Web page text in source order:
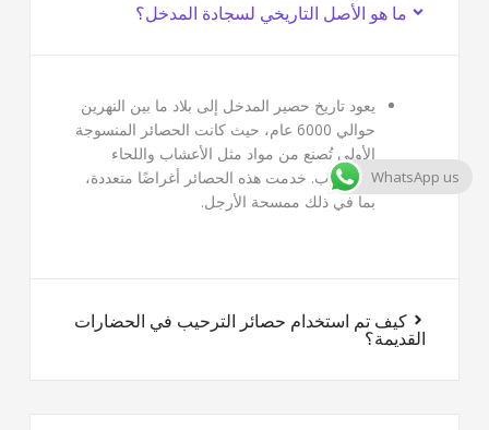
ما هو الأصل التاريخي لسجادة المدخل؟
يعود تاريخ حصير المدخل إلى بلاد ما بين النهرين
حوالي 6000 عام، حيث كانت الحصائر المنسوجة
الأولى تُصنع من مواد مثل الأعشاب واللحاء
والأعشاب. خدمت هذه الحصائر أغراضًا متعددة،
بما في ذلك ممسحة الأرجل.
كيف تم استخدام حصائر الترحيب في الحضارات
القديمة؟
WhatsApp us